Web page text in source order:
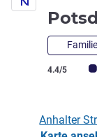
Note
4.4/5
Anhalter